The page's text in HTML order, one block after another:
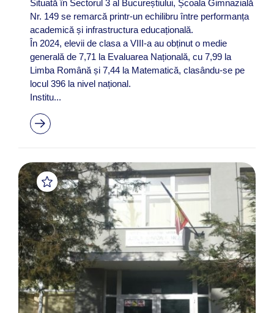
Situată în Sectorul 3 al Bucureștiului, Școala Gimnazială
Nr. 149 se remarcă printr-un echilibru între performanța
academică și infrastructura educațională.
În 2024, elevii de clasa a VIII-a au obținut o medie
generală de 7,71 la Evaluarea Națională, cu 7,99 la
Limba Română și 7,44 la Matematică, clasându-se pe
locul 396 la nivel național.
Institu...